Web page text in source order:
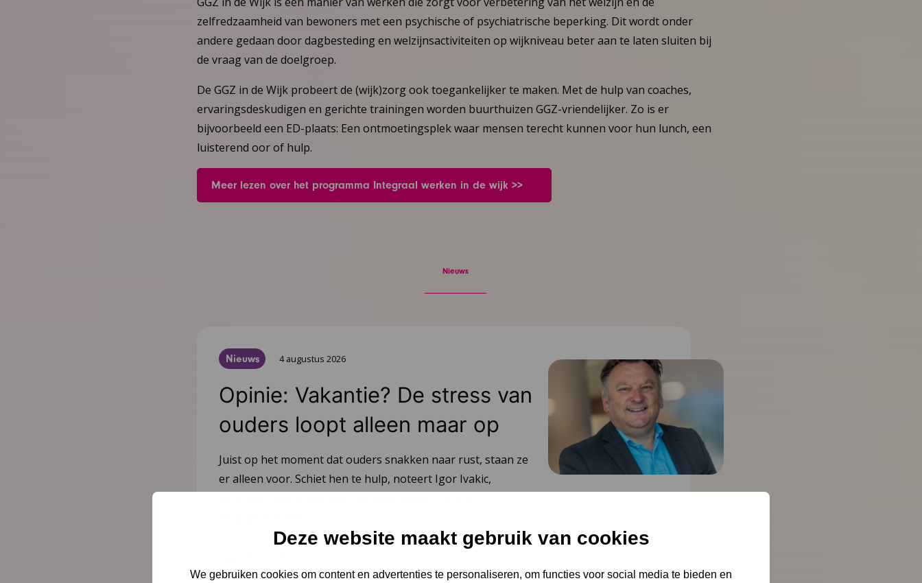
Deze website maakt gebruik van cookies
We gebruiken cookies om content en advertenties te personaliseren, om functies voor social media te bieden en
zelfredzaamheid van bewoners met een psychische of psychiatrische beperking. Dit wordt onder
andere gedaan door dagbesteding en welzijnsactiviteiten op wijkniveau beter aan te laten sluiten bij
de vraag van de doelgroep.
De GGZ in de Wijk probeert de (wijk)zorg ook toegankelijker te maken. Met de hulp van coaches,
ervaringsdeskudigen en gerichte trainingen worden buurthuizen GGZ-vriendelijker. Zo is er
bijvoorbeeld een ED-plaats: Een ontmoetingsplek waar mensen terecht kunnen voor hun lunch, een
luisterend oor of hulp.
Meer lezen over het programma Integraal werken in de wijk >>
Nieuws
Nieuws 4 augustus 2026
Opinie: Vakantie? De stress van
ouders loopt alleen maar op
Juist op het moment dat ouders snakken naar rust, staan ze
er alleen voor. Schiet hen te hulp, noteert Igor Ivakic,